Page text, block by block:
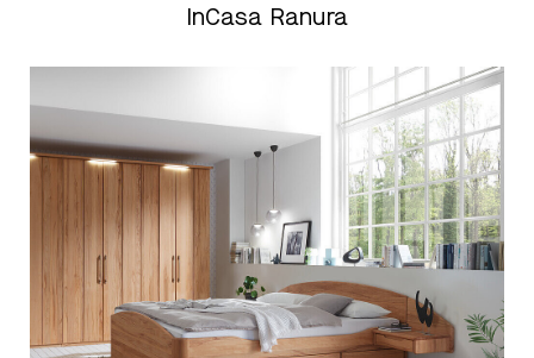
InCasa Ranura